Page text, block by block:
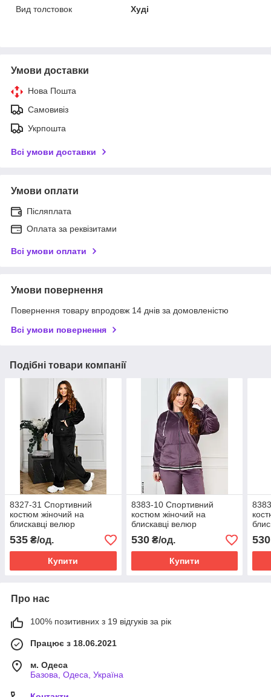
Вид толстовок
Худі
Умови доставки
Нова Пошта
Самовивіз
Укрпошта
Всі умови доставки
Умови оплати
Післяплата
Оплата за реквізитами
Всі умови оплати
Умови повернення
Повернення товару впродовж 14 днів за домовленістю
Всі умови повернення
Подібні товари компанії
8327-31 Спортивний
костюм жіночий на
блискавці велюр
напівбатал (4 од:
48,50,52,54)
535 ₴/од.
Купити
8383-10 Спортивний
костюм жіночий на
блискавці велюр
напівбатал (4 од:
48,50,52,54)
530₴/од.
Купити
530
Про нас
100% позитивних з 19 відгуків за рік
Працює з 18.06.2021
м. Одеса
Базова, Одеса, Україна